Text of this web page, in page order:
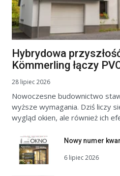
Hybrydowa
Kömmerling łączy
28 lipiec 2026
Nowoczesne budownictwo
wyższe wymagania. Dziś liczy
wygląd okien, ale również ich
Nowy numer
6 lipiec 2026